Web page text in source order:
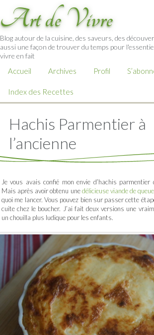
Art de Vivre
Blog autour de la cuisine, des saveurs, des
aussi une façon de trouver du temps pour
vivre en fait
Accueil Archives Profil
Index des Recettes
Hachis Parmentier à
l’ancienne
Je vous avais confié mon envie d’hachis
Mais après avoir obtenu unedélicieuse viande de
quoi me lancer. Vous pouvez bien sur passer cette
cuite chez le boucher. J’ai fait deux versions une
un chouilla plus ludique pour les enfants.